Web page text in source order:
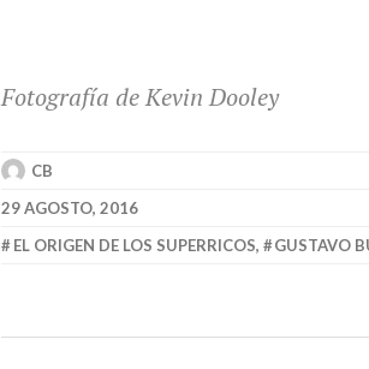
Fotografía de Kevin Dooley
CB
29 AGOSTO, 2016
EL ORIGEN DE LOS SUPERRICOS, GUSTAVO